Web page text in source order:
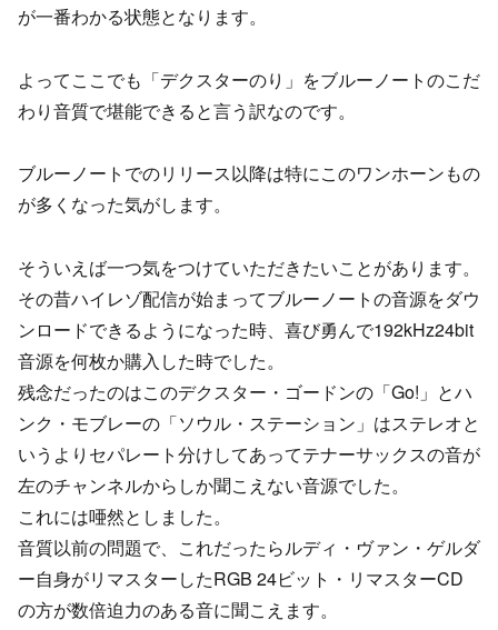
が一番わかる状態となります。
よってここでも「デクスターのり」をブルーノートのこだ
わり音質で堪能できると言う訳なのです。
ブルーノートでのリリース以降は特にこのワンホーンもの
が多くなった気がします。
そういえば一つ気をつけていただきたいことがあります。
その昔ハイレゾ配信が始まってブルーノートの音源をダウ
ンロードできるようになった時、喜び勇んで192kHz24bit
音源を何枚か購入した時でした。
残念だったのはこのデクスター・ゴードンの「Go!」とハ
ンク・モブレーの「ソウル・ステーション」はステレオと
いうよりセパレート分けしてあってテナーサックスの音が
左のチャンネルからしか聞こえない音源でした。
これには唖然としました。
音質以前の問題で、これだったらルディ・ヴァン・ゲルダ
ー自身がリマスターしたRGB 24ビット・リマスターCD
の方が数倍迫力のある音に聞こえます。